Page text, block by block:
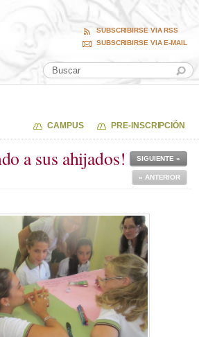
SUBSCRIBIRSE VIA RSS
SUBSCRIBIRSE VIA E-MAIL
CAMPUS PRE-INSCRIPCIÓN
a sus ahijados! SIGUIENTE »
« ANTERIOR